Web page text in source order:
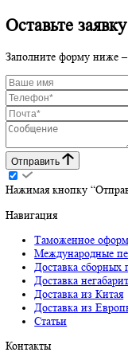
29.07.2026
ФТС обновила
29.07.2026
Оставьте
Заполните форму
Отправить
Нажимая кнопку
Навигация